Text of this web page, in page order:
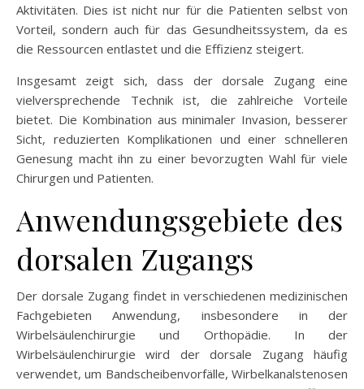
Aktivitäten. Dies ist nicht nur für die Patienten selbst von
Vorteil, sondern auch für das Gesundheitssystem, da es
die Ressourcen entlastet und die Effizienz steigert.
Insgesamt zeigt sich, dass der dorsale Zugang eine
vielversprechende Technik ist, die zahlreiche Vorteile
bietet. Die Kombination aus minimaler Invasion, besserer
Sicht, reduzierten Komplikationen und einer schnelleren
Genesung macht ihn zu einer bevorzugten Wahl für viele
Chirurgen und Patienten.
Anwendungsgebiete des
dorsalen Zugangs
Der dorsale Zugang findet in verschiedenen medizinischen
Fachgebieten Anwendung, insbesondere in der
Wirbelsäulenchirurgie und Orthopädie. In der
Wirbelsäulenchirurgie wird der dorsale Zugang häufig
verwendet, um Bandscheibenvorfälle, Wirbelkanalstenosen